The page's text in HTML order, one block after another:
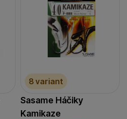
8 variant
Sasame Háčiky
Kamikaze